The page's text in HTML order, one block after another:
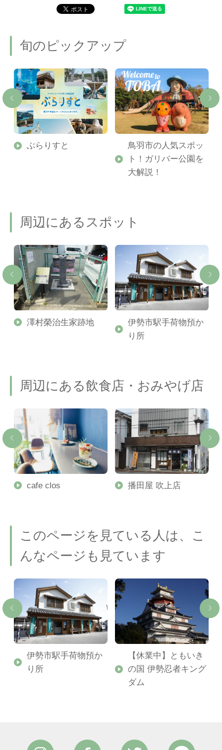
旬のピックアップ
ぶらりすと
鳥羽市の人気スポッ
ト！ガリバー公園を
大解説！
周辺にあるスポット
澤村榮治生家跡地
伊勢市駅手荷物預か
り所
周辺にある飲食店・おみやげ店
cafe clos 播田屋 吹上店
このページを見ている人は、こ
んなページも見ています
伊勢市駅手荷物預か
り所
【休業中】ともいき
の国 伊勢忍者キング
ダム